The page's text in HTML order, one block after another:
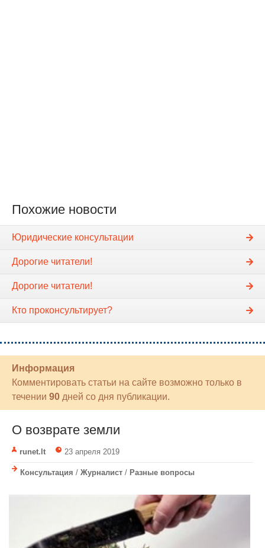
Похожие новости
Юридические консультации
Дорогие читатели!
Дорогие читатели!
Кто проконсультирует?
Информация
Комментировать статьи на сайте возможно только в
течении 90 дней со дня публикации.
О возврате земли
runet.lt 23 апреля 2019
Консультация / Журналист / Разные вопросы